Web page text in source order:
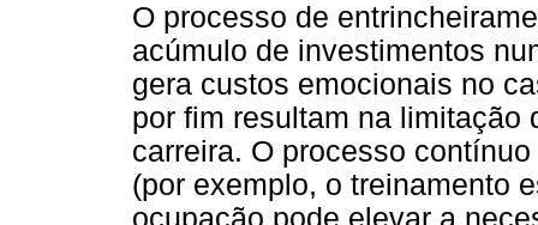
O processo de
acúmulo de investimentos
gera custos emocionais no
por fim resultam na limitação
carreira. O processo
(por exemplo, o treinamento